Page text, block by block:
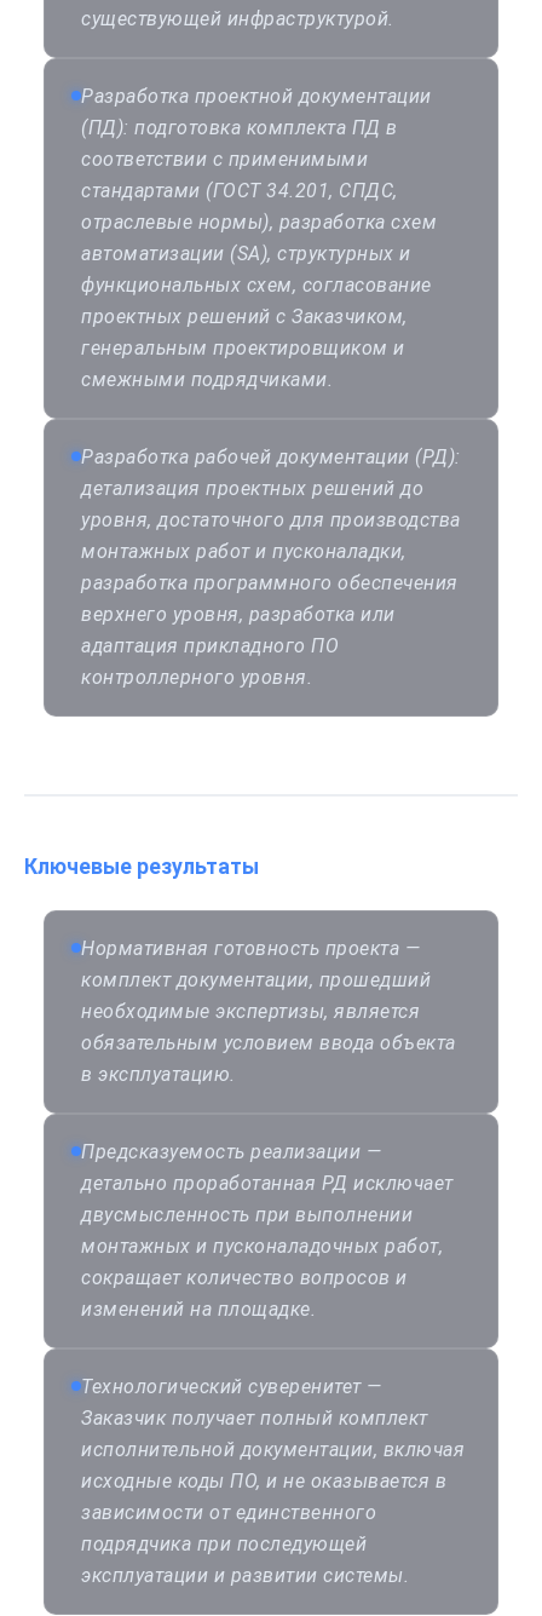
существующей инфраструктурой.
Разработка проектной документации
(ПД): подготовка комплекта ПД в
соответствии с применимыми
стандартами (ГОСТ 34.201, СПДС,
отраслевые нормы), разработка схем
автоматизации (SA), структурных и
функциональных схем, согласование
проектных решений с Заказчиком,
генеральным проектировщиком и
смежными подрядчиками.
Разработка рабочей документации (РД):
детализация проектных решений до
уровня, достаточного для производства
монтажных работ и пусконаладки,
разработка программного обеспечения
верхнего уровня, разработка или
адаптация прикладного ПО
контроллерного уровня.
Ключевые результаты
Нормативная готовность проекта —
комплект документации, прошедший
необходимые экспертизы, является
обязательным условием ввода объекта
в эксплуатацию.
Предсказуемость реализации —
детально проработанная РД исключает
двусмысленность при выполнении
монтажных и пусконаладочных работ,
сокращает количество вопросов и
изменений на площадке.
Технологический суверенитет —
Заказчик получает полный комплект
исполнительной документации, включая
исходные коды ПО, и не оказывается в
зависимости от единственного
подрядчика при последующей
эксплуатации и развитии системы.